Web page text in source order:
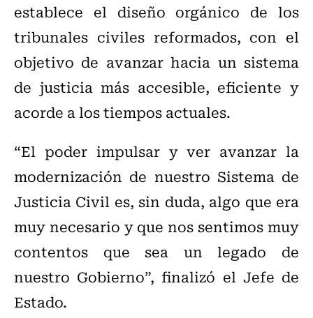
establece el diseño orgánico de los
tribunales civiles reformados, con el
objetivo de avanzar hacia un sistema
de justicia más accesible, eficiente y
acorde a los tiempos actuales.
“El poder impulsar y ver avanzar la
modernización de nuestro Sistema de
Justicia Civil es, sin duda, algo que era
muy necesario y que nos sentimos muy
contentos que sea un legado de
nuestro Gobierno”, finalizó el Jefe de
Estado.